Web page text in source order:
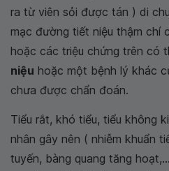
ra từ viên sỏi được tán ) di
mạc đường tiết niệu thậm chí
hoặc các triệu chứng trên có
niệu hoặc một bệnh lý khác
chưa được chẩn đoán.
Tiểu rắt, khó tiểu, tiểu không
nhân gây nên ( nhiễm khuẩn
tuyến, bàng quang tăng